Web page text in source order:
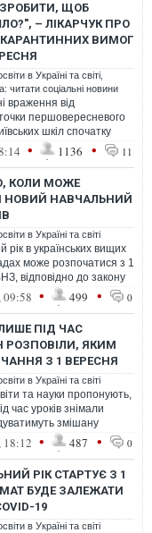
ЩОБ
– ЛІКАРЧУК ПРО
КАРАНТИННИХ ВИМОГ
в Україні та світі
читати соціальні новини
враження від
першовересневого
шкіл спочатку
Бо думав, що це була ...
• 1136 • 11
КОЛИ МОЖЕ
НОВИЙ НАВЧАЛЬНИЙ
в Україні та світі
рік в українських вищих
може розпочатися з 1
відповідно до закону
прав...
09:58 • 499 • 0
ПІД ЧАС
РОЗПОВІЛИ, ЯКИМ
З 1 ВЕРЕСНЯ
в Україні та світі
та науки пропонують,
час уроків знімали
змішану
18:12 • 487 • 0
РІК СТАРТУЄ З 1
БУДЕ ЗАЛЕЖАТИ
19
в Україні та світі